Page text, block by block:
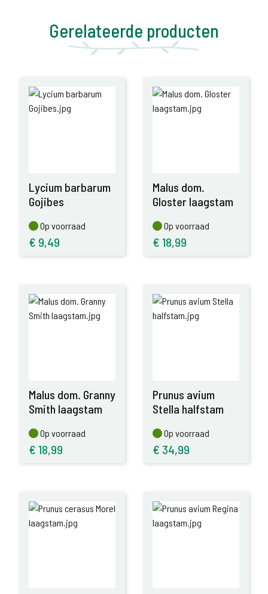
Gerelateerde producten
Lycium barbarum
Gojibes
Op voorraad
Op voorraad
€ 9,49
Malus dom.
Gloster laagstam
Op voorraad
Op voorraad
€ 18,99
Malus dom. Granny
Smith laagstam
Op voorraad
Op voorraad
€ 18,99
Prunus avium
Stella halfstam
Op voorraad
Op voorraad
€ 34,99